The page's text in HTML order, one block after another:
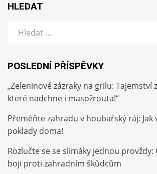
HLEDAT
POSLEDNÍ PŘÍSPĚVKY
„Zeleninové zázraky na grilu: Tajemství
které nadchne i masožrouta!“
Přeměňte zahradu v houbařský ráj:
poklady doma!
Rozlučte se se slimáky jednou provždy:
boji proti zahradním škůdcům